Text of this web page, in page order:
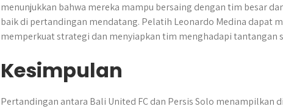
menunjukkan bahwa mereka mampu bersaing dengan tim besar
baik di pertandingan mendatang. Pelatih Leonardo Medina dapat
memperkuat strategi dan menyiapkan tim menghadapi tantangan
Kesimpulan
Pertandingan antara Bali United FC dan Persis Solo menampilkan